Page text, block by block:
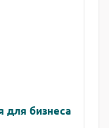
для бизнеса